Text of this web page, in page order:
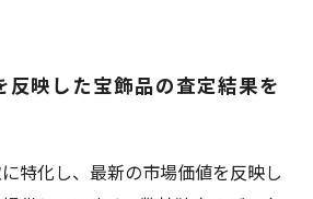
反映した宝飾品の査定結果を
特化し、最新の市場価値を反映し